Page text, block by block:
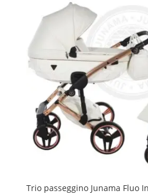
Trio passeggino Junama Fluo